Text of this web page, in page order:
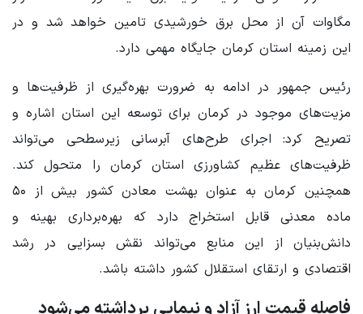
مگاوات آن از محل برق خورشیدی تامین خواهد شد و در
این زمینه استان کرمان جایگاه مهمی دارد.
رئیس جمهور در ادامه به ضرورت بهره‌گیری از ظرفیت‌ها و
مزیت‌های موجود در کرمان برای توسعه این استان اشاره و
تصریح کرد: اجرای طرح‌های آبرسانی زیرسطحی می‌تواند
ظرفیت‌های عظیم کشاورزی استان کرمان را متحول کند.
همچنین کرمان به عنوان بهشت معادن کشور بیش از ۵۰
ماده معدنی قابل استخراج دارد که بهره‌برداری بهینه و
دانش‌بنیان از این منابع می‌تواند نقش بسزایی در رشد
اقتصادی و ارتقای استقلال کشور داشته باشد.
فاصله قیمت ارز آزاد و نیمایی برداشته می‌شود